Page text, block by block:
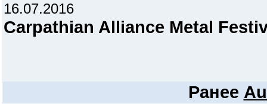
16.07.2016
Carpathian Alliance Metal
Ранее